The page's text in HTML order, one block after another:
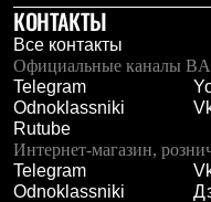
Рубашки
Футболки
Толстовки
Брюки
Термобелье
Теплое термобелье
Среднее термобелье
Легкое термобелье
Флисовая одежда
КОНТАКТЫ
Все контакты
Официальные каналы
Telegram
Odnoklassniki
Rutube
Интернет-магазин,
Telegram
Odnoklassniki